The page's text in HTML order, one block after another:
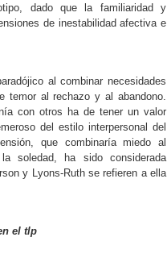
dado que la familiaridad y
de inestabilidad afectiva e
al combinar necesidades
al rechazo y al abandono.
con otros ha de tener un valor
del estilo interpersonal del
que combinaría miedo al
soledad, ha sido considerada
y Lyons-Ruth se refieren a ella
el tlp